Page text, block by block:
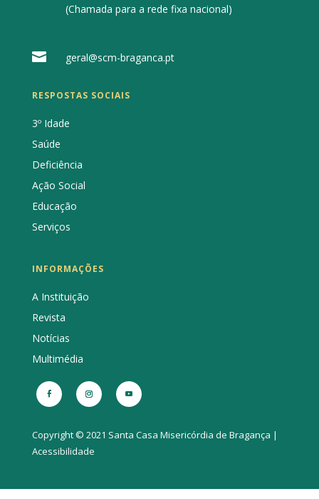
(Chamada para a rede fixa nacional)
 geral@scm-braganca.pt
RESPOSTAS SOCIAIS
3º Idade
Saúde
Deficiência
Ação Social
Educação
Serviços
INFORMAÇÕES
A Instituição
Revista
Notícias
Multimédia
Copyright © 2021 Santa Casa Misericórdia de Bragança |
Acessibilidade